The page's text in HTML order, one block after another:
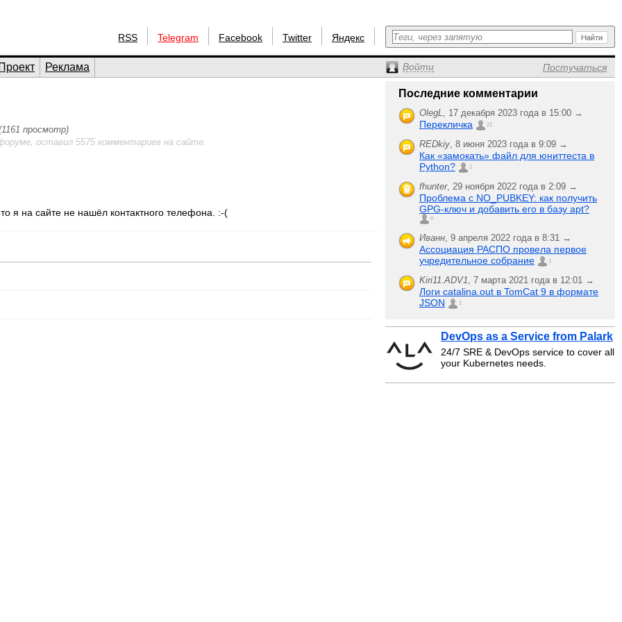
RSS Telegram Facebook Twitter Яндекс
Проект Реклама Войти Постучаться
просмотр)
оставил 5575 комментариев на сайте.
я на сайте не нашёл контактного телефона. :-(
Последние комментарии
OlegL, 17 декабря 2023 года в 15:00 →
Перекличка 21
REDkiy, 8 июня 2023 года в 9:09 →
Как «замокать» файл для юниттеста в
Python?
2
fhunter, 29 ноября 2022 года в 2:09 →
Проблема с NO_PUBKEY: как получить
GPG-ключ и добавить его в базу apt?
6
Иванн, 9 апреля 2022 года в 8:31 →
Ассоциация РАСПО провела первое
учредительное собрание
1
Kiri11.ADV1, 7 марта 2021 года в 12:01 →
Логи catalina.out в TomCat 9 в формате
JSON
1
DevOps as a Service from Palark
24/7 SRE & DevOps service to cover all
your Kubernetes needs.